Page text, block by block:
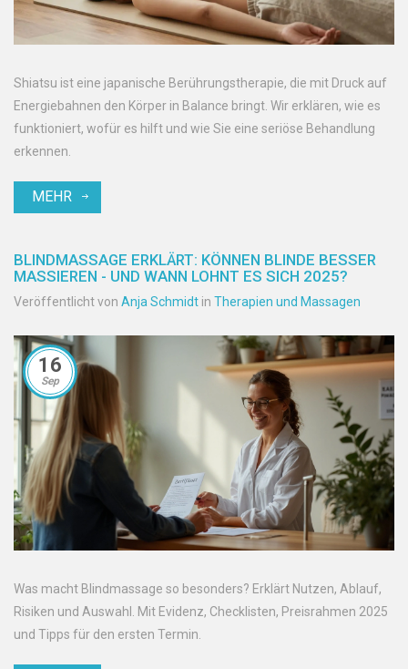
Shiatsu ist eine japanische Berührungstherapie, die mit Druck auf
Energiebahnen den Körper in Balance bringt. Wir erklären, wie es
funktioniert, wofür es hilft und wie Sie eine seriöse Behandlung
erkennen.
MEHR
BLINDMASSAGE ERKLÄRT: KÖNNEN BLINDE BESSER
MASSIEREN - UND WANN LOHNT ES SICH 2025?
Veröffentlicht von Anja Schmidt in Therapien und Massagen
16
Sep
Was macht Blindmassage so besonders? Erklärt Nutzen, Ablauf,
Risiken und Auswahl. Mit Evidenz, Checklisten, Preisrahmen 2025
und Tipps für den ersten Termin.